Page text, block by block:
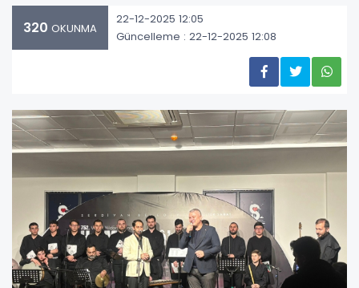
320 OKUNMA
22-12-2025 12:05
Güncelleme : 22-12-2025 12:08